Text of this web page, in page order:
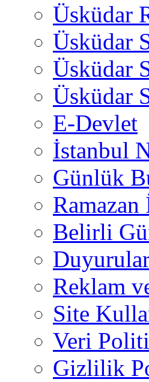
Üsküdar
Üsküdar
Üsküdar
Üsküdar
E-Devlet
İstanbul
Günlük
Belirli
Reklam
Site
Veri
Gizlilik